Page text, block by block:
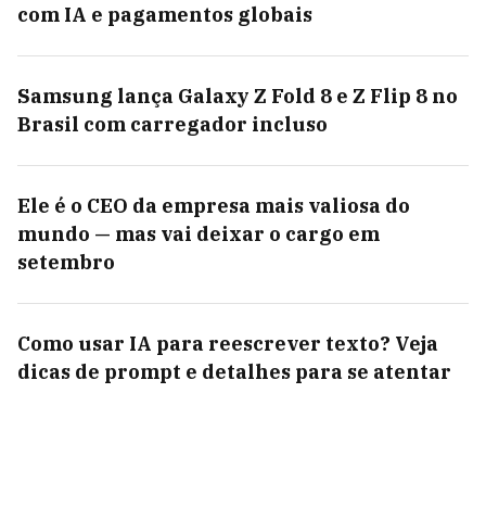
com IA e pagamentos globais
Samsung lança Galaxy Z Fold 8 e Z Flip 8 no
Brasil com carregador incluso
Ele é o CEO da empresa mais valiosa do
mundo — mas vai deixar o cargo em
setembro
Como usar IA para reescrever texto? Veja
dicas de prompt e detalhes para se atentar